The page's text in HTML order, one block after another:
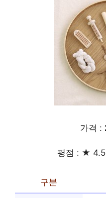
가격 :
평점 : ★
구분